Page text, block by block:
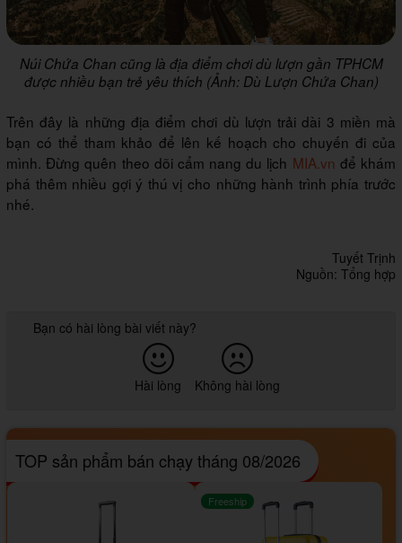
Núi Chứa Chan cũng là địa điểm chơi dù lượn gần TPHCM
được nhiều bạn trẻ yêu thích (Ảnh: Dù Lượn Chứa Chan)
Trên đây là những địa điểm chơi dù lượn trải dài 3 miền mà
bạn có thể tham khảo để lên kế hoạch cho chuyến đi của
mình. Đừng quên theo dõi cẩm nang du lịch MIA.vn để khám
phá thêm nhiều gợi ý thú vị cho những hành trình phía trước
nhé.
Tuyết Trịnh
Nguồn: Tổng hợp
Bạn có hài lòng bài viết này?
Hài lòng Không hài lòng
TOP sản phẩm bán chạy tháng 08/2026
Freeship